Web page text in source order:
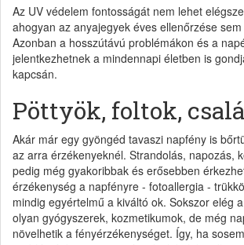
Az UV védelem fontosságát nem lehet
ahogyan az anyajegyek éves ellenőrzése
Azonban a hosszútávú problémákon és a
jelentkezhetnek a mindennapi életben is
kapcsán.
Pöttyök, foltok,
Akár már egy gyöngéd tavaszi napfény is
az arra érzékenyeknél. Strandolás, napozás,
pedig még gyakoribbak és erősebben
érzékenység a napfényre - fotoallergia -
mindig egyértelmű a kiváltó ok. Sokszor elég
olyan gyógyszerek, kozmetikumok, de még
növelhetik a fényérzékenységet. Így, ha